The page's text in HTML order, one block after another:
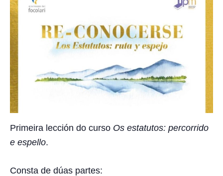
Primeira lección do curso Os estatutos: percorrido
e espello.
Consta de dúas partes: